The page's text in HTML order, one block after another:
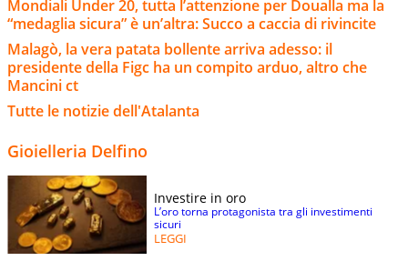
Mondiali Under 20, tutta l’attenzione per Doualla ma la
“medaglia sicura” è un’altra: Succo a caccia di rivincite
Malagò, la vera patata bollente arriva adesso: il
presidente della Figc ha un compito arduo, altro che
Mancini ct
Tutte le notizie dell'Atalanta
Gioielleria Delfino
Investire in oro
L’oro torna protagonista tra gli investimenti
sicuri
LEGGI